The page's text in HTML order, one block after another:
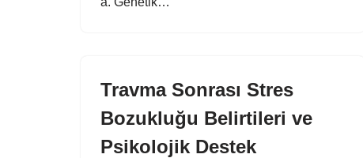
Travma Sonrası Stres
Bozukluğu Belirtileri ve
Psikolojik Destek